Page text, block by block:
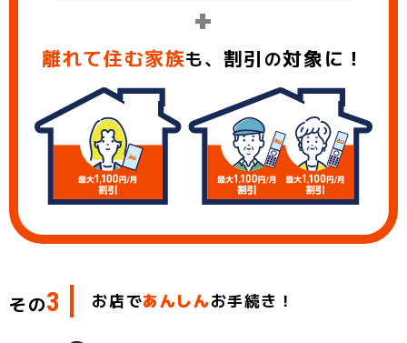
+
離れて住む家族も、 割引 の対象に！
その3 お店であんしんお手続き！